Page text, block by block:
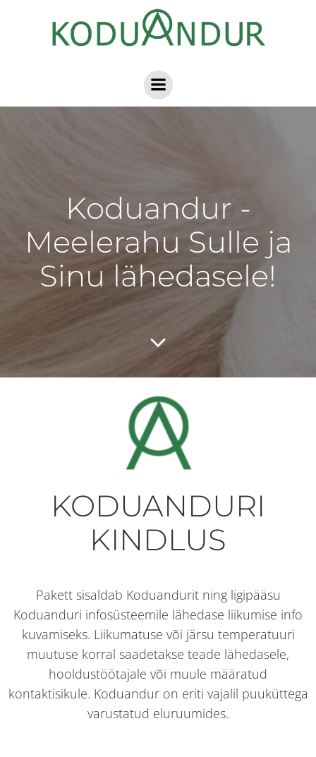
Skip
to
content
Koduandur -
Meelerahu Sulle ja
Sinu lähedasele!
KODUANDURI
KINDLUS
Pakett sisaldab Koduandurit ning ligipääsu
Koduanduri infosüsteemile lähedase liikumise info
kuvamiseks. Liikumatuse või järsu temperatuuri
muutuse korral saadetakse teade lähedasele,
hooldustöötajale või muule määratud
kontaktisikule. Koduandur on eriti vajalil puuküttega
varustatud eluruumides.